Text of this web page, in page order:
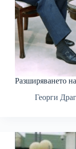
Разширяването
Георги